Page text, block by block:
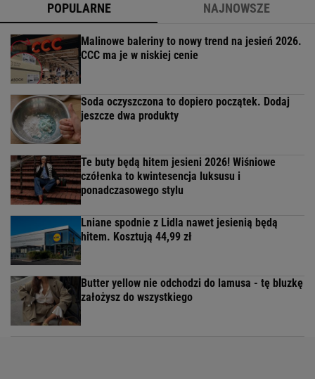
POPULARNE NAJNOWSZE
Malinowe baleriny to nowy trend na jesień 2026.
CCC ma je w niskiej cenie
Soda oczyszczona to dopiero początek. Dodaj
jeszcze dwa produkty
Te buty będą hitem jesieni 2026! Wiśniowe
czółenka to kwintesencja luksusu i
ponadczasowego stylu
Lniane spodnie z Lidla nawet jesienią będą
hitem. Kosztują 44,99 zł
Butter yellow nie odchodzi do lamusa - tę bluzkę
założysz do wszystkiego